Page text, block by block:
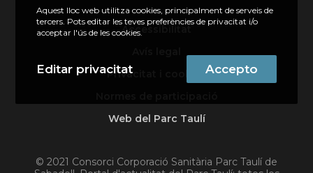
© 2021 Consorci Corporació Sanitària Parc Taulí de
Accessibilitat
Privacitat i cookies
Web del Parc Taulí
Aquest lloc web utilitza cookies, principalment de serveis de
tercers. Pots editar les teves preferències de privacitat i/o
acceptar l'ús de les cookies.
Editar privacitat Accepto